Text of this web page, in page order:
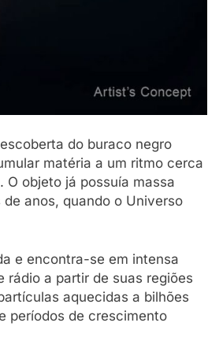
do buraco negro
matéria a um ritmo cerca
O objeto já possuía massa
anos, quando o Universo
e encontra-se em intensa
a partir de suas regiões
aquecidas a bilhões
períodos de crescimento